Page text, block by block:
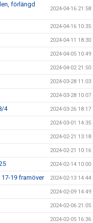
förlängd
2024-04-16 21:58
2024-04-16 10:35
2024-04-11 18:30
2024-04-05 10:49
2024-04-02 21:50
2024-03-28 11:03
2024-03-28 10:07
4 2024-03-26 18:17
2024-03-01 14:35
2024-02-21 13:18
2024-02-21 10:16
2024-02-14 10:00
19 framöver 2024-02-13 14:44
2024-02-09 14:49
2024-02-06 21:05
2024-02-05 16:36